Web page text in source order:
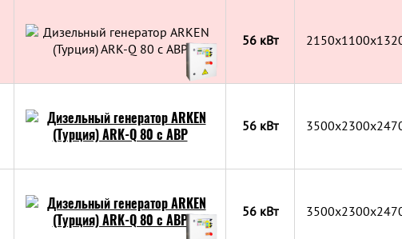
56 кВт
56 кВт
56 кВт